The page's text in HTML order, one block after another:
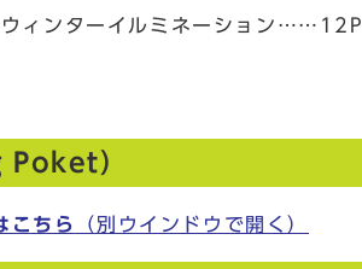
ィンターイルミネーション……12P
Poket）
ちら （別ウインドウで開く）